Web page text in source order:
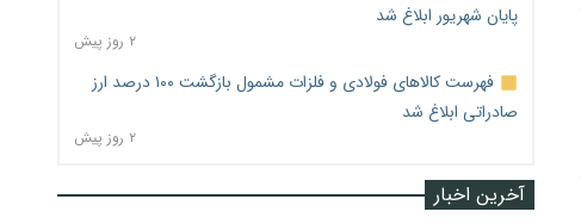
پایان شهریور ابلاغ شد
۲ روز پیش
فهرست کالاهای فولادی و فلزات مشمول بازگشت ۱۰۰ درصد ارز
صادراتی ابلاغ شد
۲ روز پیش
آخرین اخبار